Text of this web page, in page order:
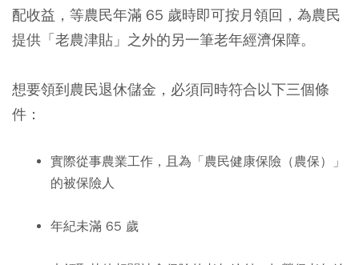
配收益，等農民年滿 65 歲時即可按月領回，為農民
提供「老農津貼」之外的另一筆老年經濟保障。
想要領到農民退休儲金，必須同時符合以下三個條
件：
實際從事農業工作，且為「農民健康保險（農保）」
的被保險人
年紀未滿 65 歲